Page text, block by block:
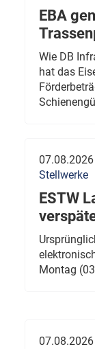
EBA
Wie DB
hat das
07.08.2026
Stellwerke
ESTW
Montag
07.08.2026